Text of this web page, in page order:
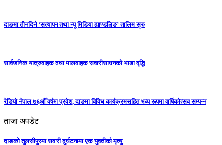
दाङमा तीनदिने ‘सत्यापन तथा न्यू मिडिया ह्याण्डलिङ’ तालिम सुरु
सार्वजनिक यात्रुवाहक तथा मालवाहक सवारीसाधनको भाडा वृद्धि
रेडियो नेपाल ७६औँ वर्षमा प्रवेश, दाङमा विविध कार्यक्रमसहित भव्य रूपमा वार्षिकोत्सव सम्पन्न
ताजा अपडेट
दाङको तुलसीपुरमा सवारी दुर्घटनामा एक युवतीको मृत्यु